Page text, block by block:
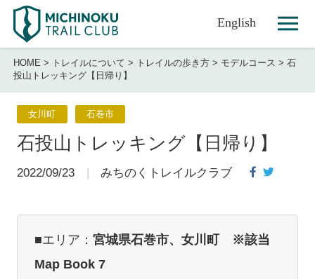
English
HOME > トレイルについて > トレイルの歩き方 > モデルコース >石
投山トレッキング【日帰り】
女川町 石巻市
石投山トレッキング【日帰り】
2022/09/23 みちのくトレイルクラブ
■エリア： 宮城県石巻市、女川町 ※該当
Map Book 7